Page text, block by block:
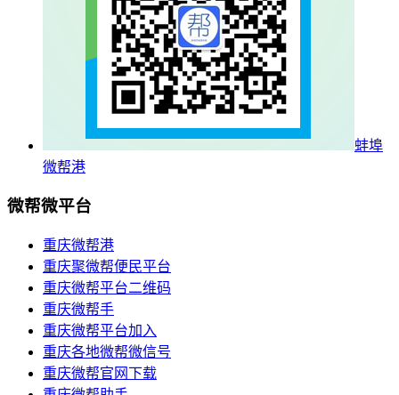
蚌埠
微帮港
微帮微平台
重庆微帮港
重庆聚微帮便民平台
重庆微帮平台二维码
重庆微帮手
重庆微帮平台加入
重庆各地微帮微信号
重庆微帮官网下载